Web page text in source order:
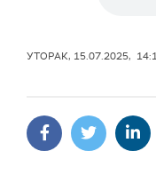
УТОРАК, 15.07.2025,